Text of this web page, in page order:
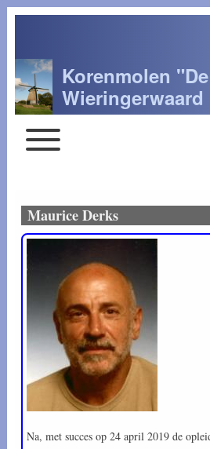
Korenmolen
Wieringerwaard
Main navigation
Toggle main menu
Maurice Derks
Na, met succes op 24 april 2019 de